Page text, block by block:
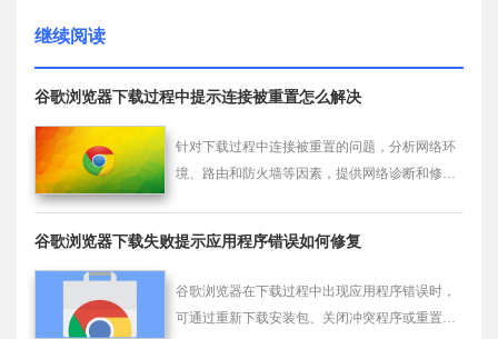
继续阅读
谷歌浏览器下载过程中提示连接被重置怎么解决
针对下载过程中连接被重置的问题，分析网络环
境、路由和防火墙等因素，提供网络诊断和修复
谷歌浏览器下载失败提示应用程序错误如何修复
谷歌浏览器在下载过程中出现应用程序错误时，
可通过重新下载安装包、关闭冲突程序或重置系